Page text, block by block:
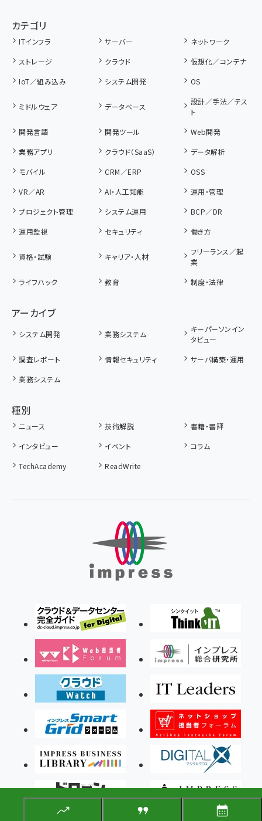
カテゴリ
ITインフラ サーバー
ネットワーク
ストレージ
クラウド
仮想化／コンテナ
IoT／組み込み
システム開発 OS
ミドルウェア データベース
設計／手法／テス
ト
開発言語
開発ツール
Web開発
業務アプリ
クラウド（SaaS）
データ解析
モバイル
CRM／ERP
OSS
VR／AR
AI・人工知能
運用・管理
プロジェクト管理
システム運用
BCP／DR
運用監視
セキュリティ 働き方
資格・試験 キャリア・人材
フリーランス／起
業
ライフハック
教育 制度・法律
アーカイブ
システム開発 業務システム
キーパーソンイン
タビュー
調査レポート
情報セキュリティ
サーバ構築・運用
業務システム
種別
ニュース 技術解説
書籍・書評
インタビュー
イベント
コラム
TechAcademy
ReadWrite